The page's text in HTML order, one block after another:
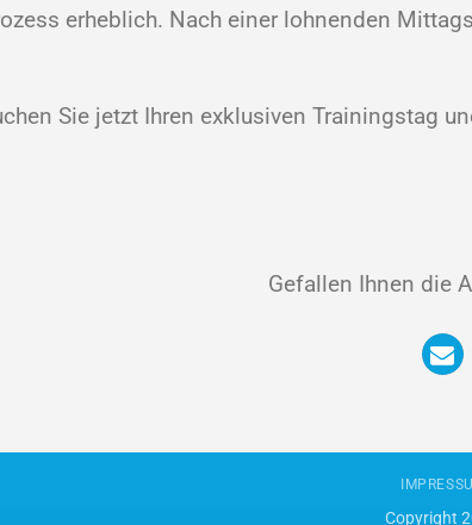
erheblich. Nach einer lohnenden
Sie jetzt Ihren exklusiven Trainingstag
Gefallen Ihnen die
Copyright